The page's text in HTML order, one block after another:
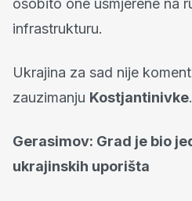
osobito one usmjerene na
infrastrukturu.
Ukrajina za sad nije
zauzimanju Kostjantinivke.
Gerasimov: Grad je bio
ukrajinskih uporišta